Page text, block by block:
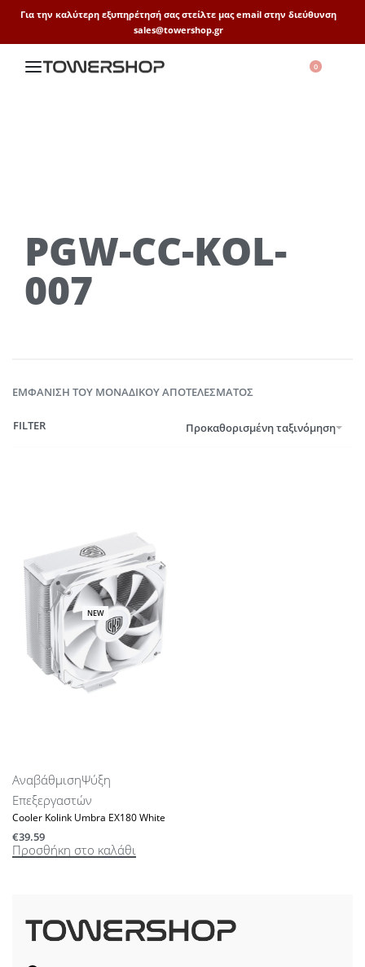
Για την καλύτερη εξυπηρέτησή σας στείλτε μας email στην διεύθυνση
sales@towershop.gr
0
PGW-CC-KOL-
007
ΕΜΦΆΝΙΣΗ ΤΟΥ ΜΟΝΑΔΙΚΟΎ ΑΠΟΤΕΛΈΣΜΑΤΟΣ
Προκαθορισμένη ταξινόμηση
FILTER
NEW
ΑναβάθμισηΨύξη
Επεξεργαστών
Cooler Kolink Umbra EX180 White
€39.59
Προσθήκη στο καλάθι